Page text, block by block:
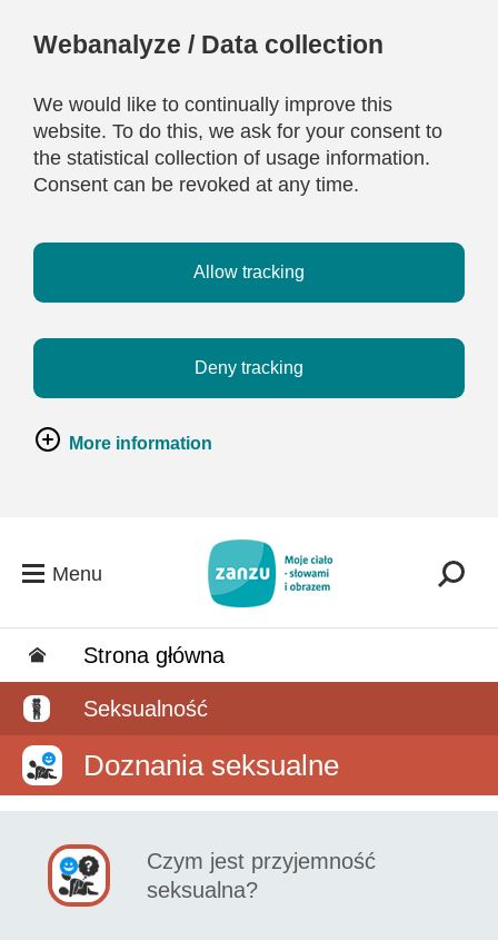
Webanalyze / Data collection
We would like to continually improve this
website. To do this, we ask for your consent to
the statistical collection of usage information.
Consent can be revoked at any time.
Allow tracking
Deny tracking
More information
Menu
Strona główna
Seksualność
Doznania seksualne
Czym jest przyjemność
seksualna?